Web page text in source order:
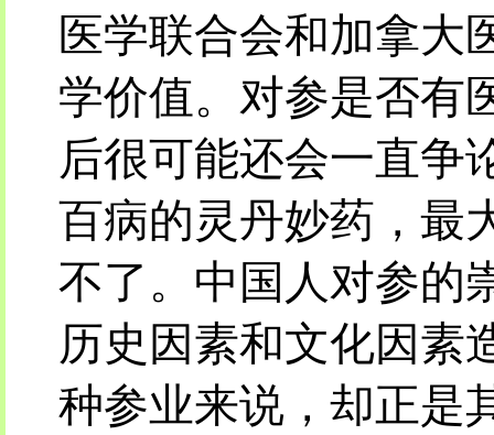
医学联合会和加拿大
学价值。对参是否有
后很可能还会一直争
百病的灵丹妙药，最
不了。中国人对参的
历史因素和文化因素
种参业来说，却正是